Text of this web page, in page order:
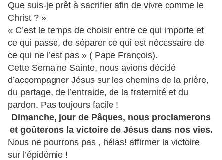
Que suis-je prêt à sacrifier afin de vivre comme le
Christ ? »
« C’est le temps de choisir entre ce qui importe et
ce qui passe, de séparer ce qui est nécessaire de
ce qui ne l’est pas » ( Pape François).
Cette Semaine Sainte, nous avions décidé
d’accompagner Jésus sur les chemins de la prière,
du partage, de l’entraide, de la fraternité et du
pardon. Pas toujours facile !
Dimanche, jour de Pâques, nous proclamerons
et goûterons la victoire de Jésus dans nos vies.
Nous ne pourrons pas , hélas! affirmer la victoire
sur l’épidémie !